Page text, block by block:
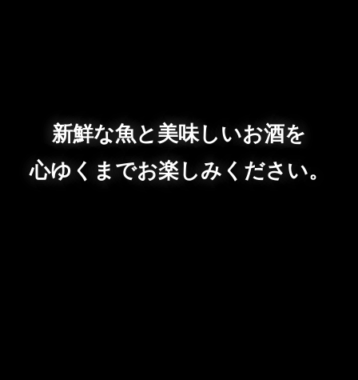
新鮮な魚と美味しいお酒を
心ゆくまでお楽しみください。